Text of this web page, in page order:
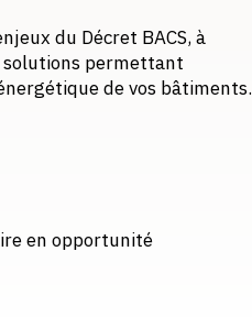
du Décret BACS, à
solutions permettant
de vos bâtiments.
en opportunité